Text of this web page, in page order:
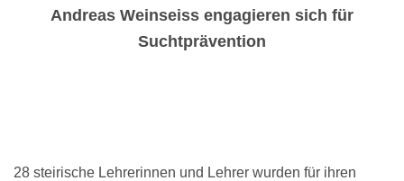
Andreas Weinseiss engagieren sich für
Suchtprävention
28 steirische Lehrerinnen und Lehrer wurden für ihren